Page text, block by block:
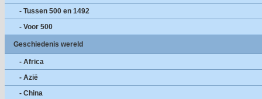
- Tussen 500 en 1492
- Voor 500
Geschiedenis wereld
- Africa
- Azië
- China